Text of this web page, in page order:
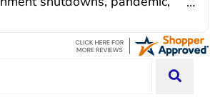
I have worked
to better days for
Miller, and I am